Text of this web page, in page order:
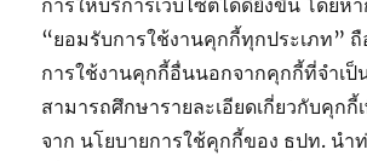
การให้บริการเว็บไซต์ได้ดียิ่งขึ้น โดยห
“ยอมรับการใช้งานคุกกี้ทุกประเภท”
การใช้งานคุกกี้อื่นนอกจากคุกกี้ที่จำเป็
สามารถศึกษารายละเอียดเกี่ยวกับคุกกี้
จาก นโยบายการใช้คุกกี้ของ ธปท. นำ